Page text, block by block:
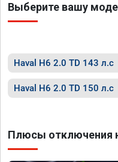
Выберите вашу
Haval H6 2.0 TD 143 л.с
Haval H6 2.0 TD 150 л.с
Плюсы отключения